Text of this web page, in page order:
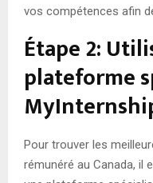
vos compétences afin
Étape 2:
plateforme
Pour trouver les
rémunéré au Canada, il